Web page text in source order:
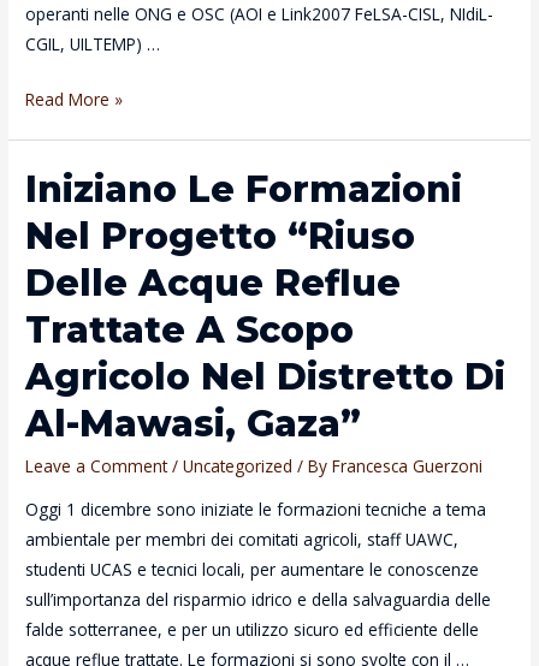
operanti nelle ONG e OSC (AOI e Link2007 FeLSA-CISL, NIdiL-
CGIL, UILTEMP) …
OFFERTA
Read More »
Iniziano Le Formazioni
Nel Progetto “Riuso
Delle Acque Reflue
Trattate A Scopo
Agricolo Nel Distretto Di
Al-Mawasi, Gaza”
Leave a Comment /Uncategorized / ByFrancesca Guerzoni
Oggi 1 dicembre sono iniziate le formazioni tecniche a tema
ambientale per membri dei comitati agricoli, staff UAWC,
studenti UCAS e tecnici locali, per aumentare le conoscenze
sull’importanza del risparmio idrico e della salvaguardia delle
falde sotterranee, e per un utilizzo sicuro ed efficiente delle
acque reflue trattate. Le formazioni si sono svolte con il …